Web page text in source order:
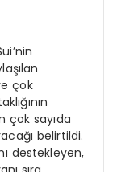
çok
çok sayıda
belirtildi.
destekleyen,